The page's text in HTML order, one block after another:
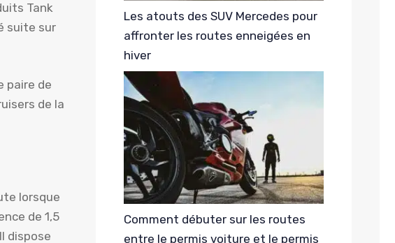
Tank
suite sur
paire de
de la
lorsque
de 1,5
dispose
Les atouts des SUV Mercedes pour
affronter les routes enneigées en
hiver
Comment débuter sur les routes
entre le permis voiture et le permis